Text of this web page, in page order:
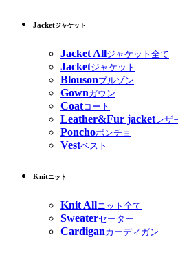
Jacketジャケット
Jacket Allジャケット全て
Jacketジャケット
Blousonブルゾン
Gownガウン
Coatコート
Leather&Fur jacketレザ
Ponchoポンチョ
Vestベスト
Knitニット
Knit Allニット全て
Sweaterセーター
Cardiganカーディガン